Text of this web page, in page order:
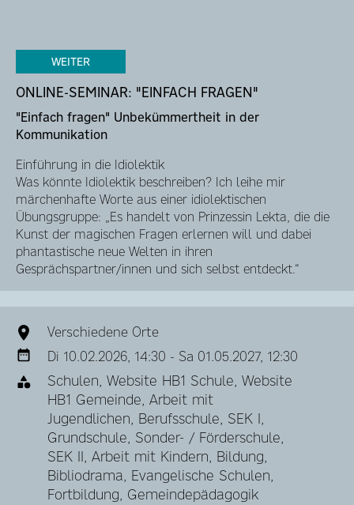
WEITER
ONLINE-SEMINAR: "EINFACH FRAGEN"
"Einfach fragen" Unbekümmertheit in der
Kommunikation
Einführung in die Idiolektik
Was könnte Idiolektik beschreiben? Ich leihe mir
märchenhafte Worte aus einer idiolektischen
Übungsgruppe: „Es handelt von Prinzessin Lekta, die die
Kunst der magischen Fragen erlernen will und dabei
phantastische neue Welten in ihren
Gesprächspartner/innen und sich selbst entdeckt.“
Verschiedene Orte
Di 10.02.2026, 14:30 - Sa 01.05.2027, 12:30
Schulen, Website HB1 Schule, Website
HB1 Gemeinde, Arbeit mit
Jugendlichen, Berufsschule, SEK I,
Grundschule, Sonder- / Förderschule,
SEK II, Arbeit mit Kindern, Bildung,
Bibliodrama, Evangelische Schulen,
Fortbildung, Gemeindepädagogik